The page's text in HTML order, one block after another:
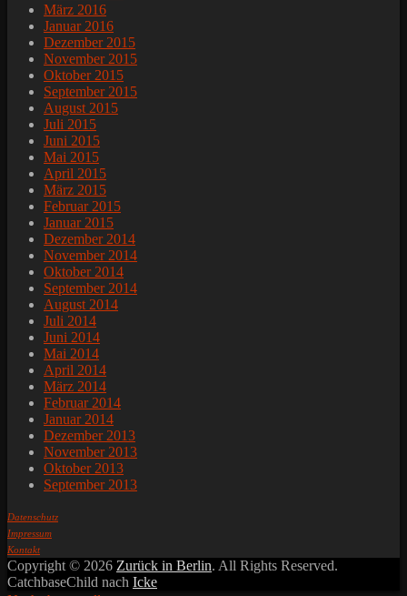
März 2016
Januar 2016
Dezember 2015
November 2015
Oktober 2015
September 2015
August 2015
Juli 2015
Juni 2015
Mai 2015
April 2015
März 2015
Februar 2015
Januar 2015
Dezember 2014
November 2014
Oktober 2014
September 2014
August 2014
Juli 2014
Juni 2014
Mai 2014
April 2014
März 2014
Februar 2014
Januar 2014
Dezember 2013
November 2013
Oktober 2013
September 2013
Datenschutz
Impressum
Kontakt
Copyright © 2026 Zurück in Berlin. All Rights Reserved.
CatchbaseChild nach Icke